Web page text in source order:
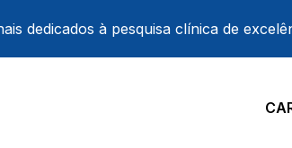
dedicados à pesquisa clínica de